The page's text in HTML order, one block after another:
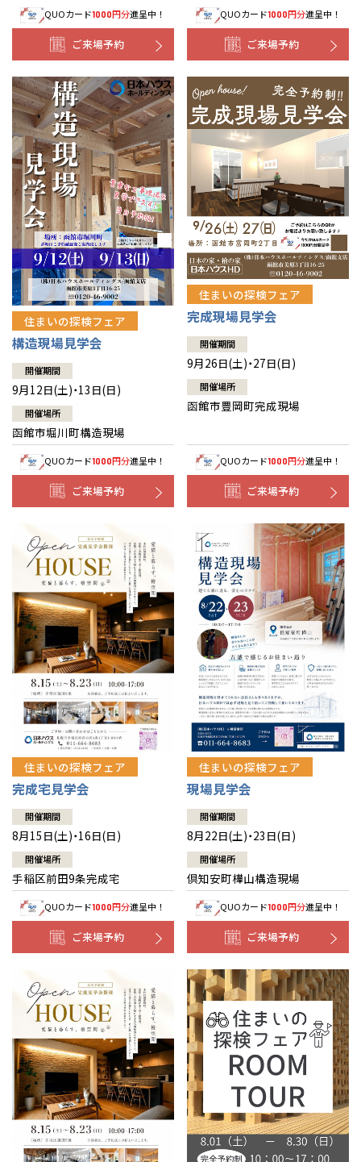
事業部紹介
木材調達指針
グループ会社紹介
CMギャラリー
採用情報
QUOカード1000円分進呈中！
ご来場予約
QUOカード1000円分進呈中！
ご来場予約
住まいの探検フェア
構造現場見学会
開催期間
9月12日(土)・13日(日)
開催場所
函館市堀川町構造現場
QUOカード1000円分進呈中！
ご来場予約
住まいの探検フェア
完成現場見学会
開催期間
9月26日(土)・27日(日)
開催場所
函館市豊岡町完成現場
QUOカード1000円分進呈中！
ご来場予約
住まいの探検フェア
完成宅見学会
開催期間
8月15日(土)・16日(日)
開催場所
手稲区前田9条完成宅
QUOカード1000円分進呈中！
ご来場予約
住まいの探検フェア
現場見学会
開催期間
8月22日(土)・23日(日)
開催場所
倶知安町樺山構造現場
QUOカード1000円分進呈中！
ご来場予約
全国の展示場
北海道
札幌
東北
お近くのイベント
北海道
札幌
札幌
小樽
東北